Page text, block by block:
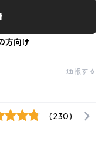
方向け
通報する
(230)